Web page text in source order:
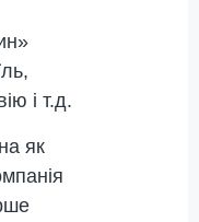
і т.д.
як